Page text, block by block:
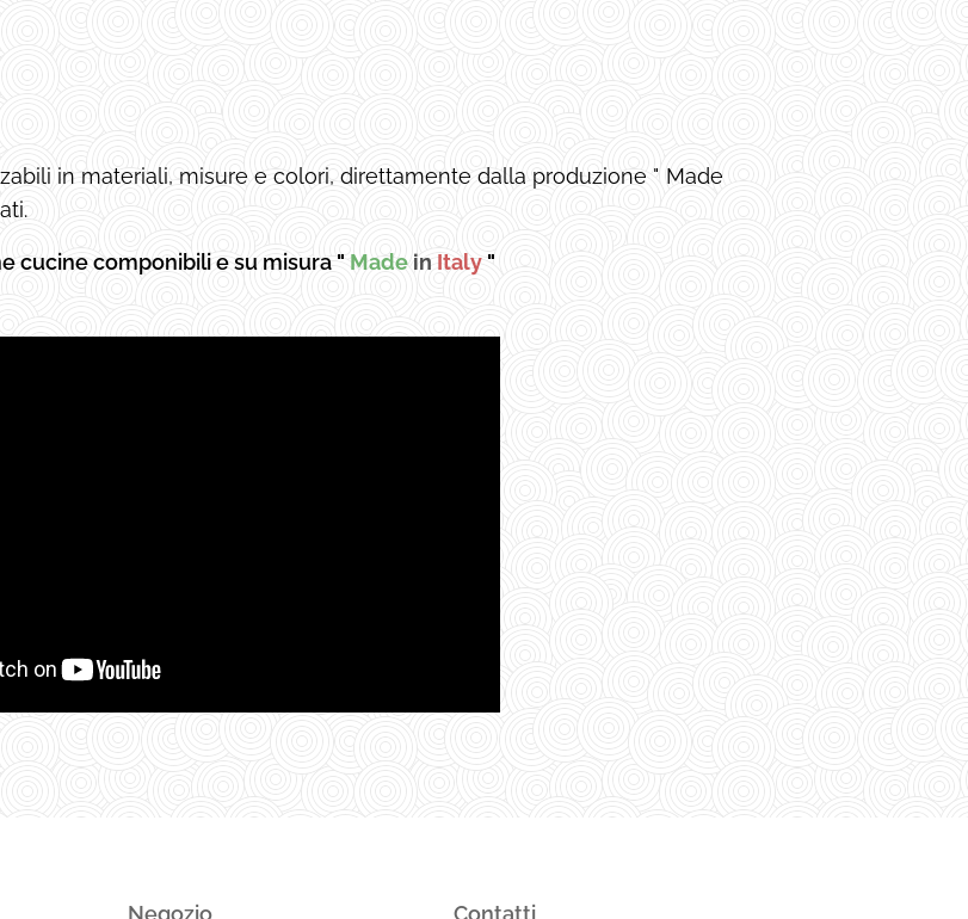
in materiali, misure e colori, direttamente dalla produzione " Made
cucine componibili e su misura" Made in Italy"
Negozio Contatti